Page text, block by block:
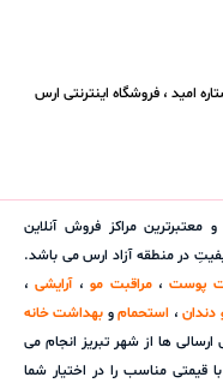
امید ، فروشگاه اینترنتی ارس
معتبرترین مراکز فروش آنلاین
در منطقه آزاد ارس می باشد.
پوست،مراقبت مو،آرایشی،
، استحمامو بهداشت خانه
ها از شهر تبریز انجام می
مناسب را در اختیار شما